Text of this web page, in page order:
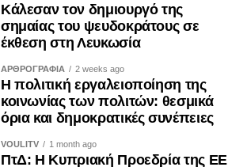
Κάλεσαν τον δημιουργό της
σημαίας του ψευδοκράτους σε
έκθεση στη Λευκωσία
ΑΡΘΡΟΓΡΑΦΙΑ 2 weeks ago
Η πολιτική εργαλειοποίηση της
κοινωνίας των πολιτών: θεσμικά
όρια και δημοκρατικές συνέπειες
VOULITV 1 month ago
ΠτΔ: Η Κυπριακή Προεδρία της ΕΕ